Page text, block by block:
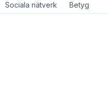
Sociala nätverk Betyg